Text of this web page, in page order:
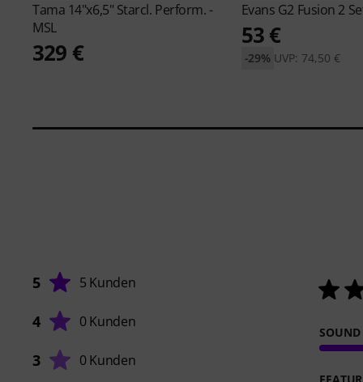
Tama 14"x6,5" Starcl. Perform. -
MSL
329 €
Evans G2 Fusion 2
53 €
UVP: 74,50 €
-29%
5 5 Kunden
4 0 Kunden
3 0 Kunden
SOUND